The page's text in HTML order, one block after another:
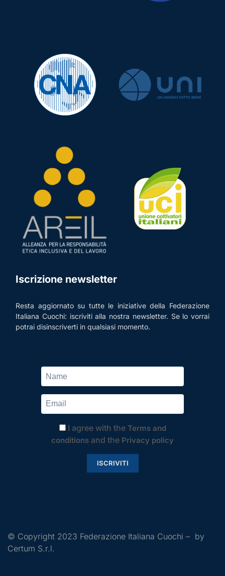
Iscrizione newsletter
Resta aggiornato su tutte le iniziative della Federazione
Italiana Cuochi: iscriviti alla nostra newsletter. Se lo vorrai
potrai disinscriverti in qualsiasi momento.
I agree with the Terms and
conditions and the Privacy policy
ISCRIVITI
© Copyright 2023 Federazione Italiana Cuochi – by
Certum S.r.l.